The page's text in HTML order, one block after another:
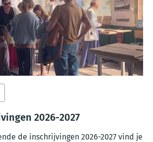
2026-2027
de inschrijvingen 2026-2027 vind je